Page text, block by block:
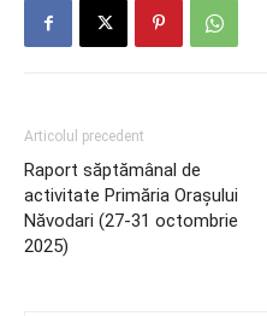
Articolul precedent
Raport săptămânal de
activitate Primăria Orașului
Năvodari (27-31 octombrie
2025)